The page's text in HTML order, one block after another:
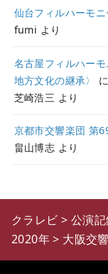
仙台フィルハーモ
fumi より
名古屋フィルハー
地方文化の継承〉
に
芝崎浩三 より
京都市交響楽団 第
畠山博志 より
クラレビ > 公演
2020年> 大阪交